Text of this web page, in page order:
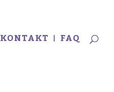
KONTAKT FAQ